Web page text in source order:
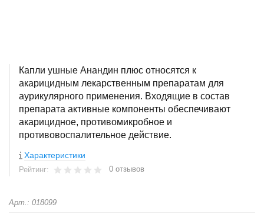
Капли ушные Анандин плюс относятся к
акарицидным лекарственным препаратам для
аурикулярного применения. Входящие в состав
препарата активные компоненты обеспечивают
акарицидное, противомикробное и
противовоспалительное действие.
Характеристики
Рейтинг: 0 отзывов
Арт.: 018099